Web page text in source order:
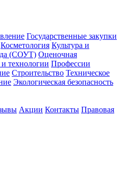
Государственные закупки
Косметология Культура и
(СОУТ) Оценочная
технологии Профессии
Строительство Техническое
Экологическая безопасность
Акции Контакты Правовая